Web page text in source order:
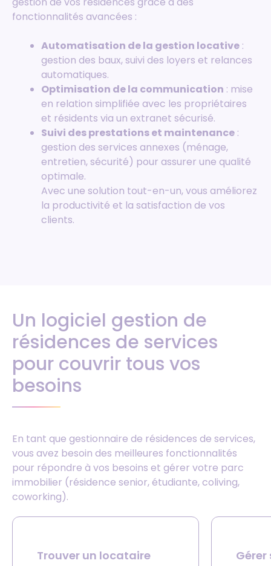
fonctionnalités avancées :
Automatisation de la gestion locative :
gestion des baux, suivi des loyers et relances
automatiques.
Optimisation de la communication : mise
en relation simplifiée avec les propriétaires
et résidents via un extranet sécurisé.
Suivi des prestations et maintenance :
gestion des services annexes (ménage,
entretien, sécurité) pour assurer une qualité
optimale.
Avec une solution tout-en-un, vous améliorez
la productivité et la satisfaction de vos
clients.
Un logiciel gestion de
résidences de services
pour couvrir tous vos
besoins
En tant que gestionnaire de résidences de services,
vous avez besoin des meilleures fonctionnalités
pour répondre à vos besoins et gérer votre parc
immobilier (résidence senior, étudiante, coliving,
coworking).
Trouver un locataire